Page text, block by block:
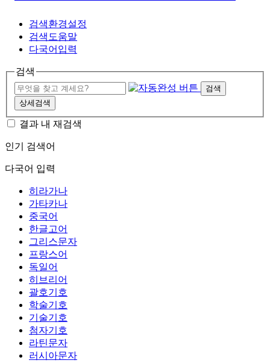
검색환경설정
검색도움말
다국어입력
검색
검색
상세검색
결과 내 재검색
인기 검색어
다국어 입력
히라가나
가타카나
중국어
한글고어
그리스문자
프랑스어
독일어
히브리어
괄호기호
학술기호
기술기호
첨자기호
라틴문자
러시아문자